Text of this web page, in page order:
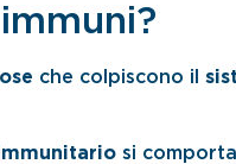
che colpiscono il
si